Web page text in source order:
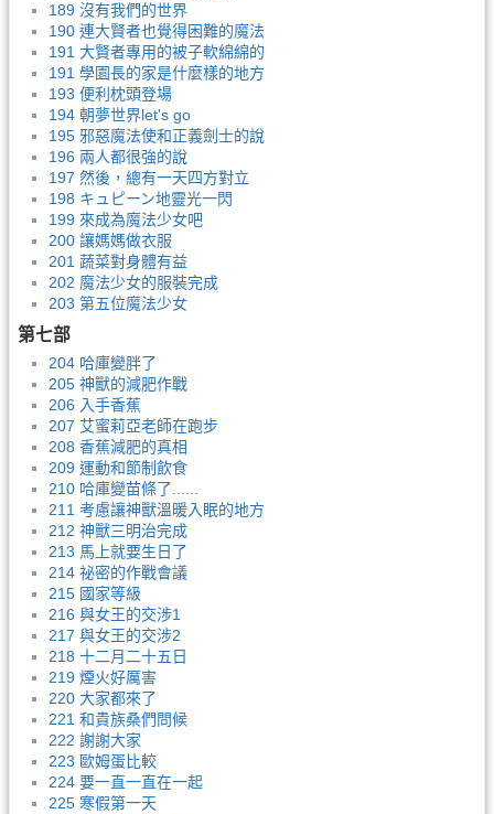
189 沒有我們的世界
190 連大賢者也覺得困難的魔法
191 大賢者專用的被子軟綿綿的
191 學園長的家是什麼樣的地方
193 便利枕頭登場
194 朝夢世界let's go
195 邪惡魔法使和正義劍士的說
196 兩人都很強的說
197 然後，總有一天四方對立
198 キュピーン地靈光一閃
199 來成為魔法少女吧
200 讓媽媽做衣服
201 蔬菜對身體有益
202 魔法少女的服裝完成
203 第五位魔法少女
第七部
204 哈庫變胖了
205 神獸的減肥作戰
206 入手香蕉
207 艾蜜莉亞老師在跑步
208 香蕉減肥的真相
209 運動和節制飲食
210 哈庫變苗條了......
211 考慮讓神獸溫暖入眠的地方
212 神獸三明治完成
213 馬上就要生日了
214 祕密的作戰會議
215 國家等級
216 與女王的交涉1
217 與女王的交涉2
218 十二月二十五日
219 煙火好厲害
220 大家都來了
221 和貴族桑們問候
222 謝謝大家
223 歐姆蛋比較
224 要一直一直在一起
225 寒假第一天